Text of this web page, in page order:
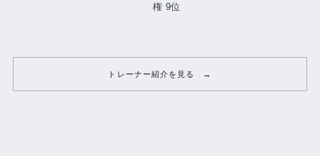
権 9位
トレーナー紹介を見る